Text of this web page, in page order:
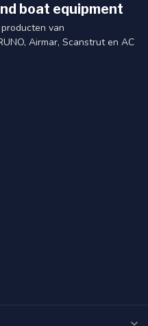
boat equipment
van
Airmar, Scanstrut en AC